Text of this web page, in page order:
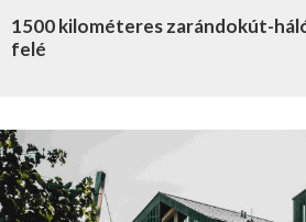
1500 kilométeres zarándokút-
felé